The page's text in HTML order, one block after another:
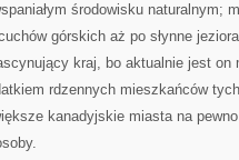
środowisku naturalnym;
górskich aż po słynne
kraj, bo aktualnie jest on
rdzennych mieszkańców
kanadyjskie miasta na